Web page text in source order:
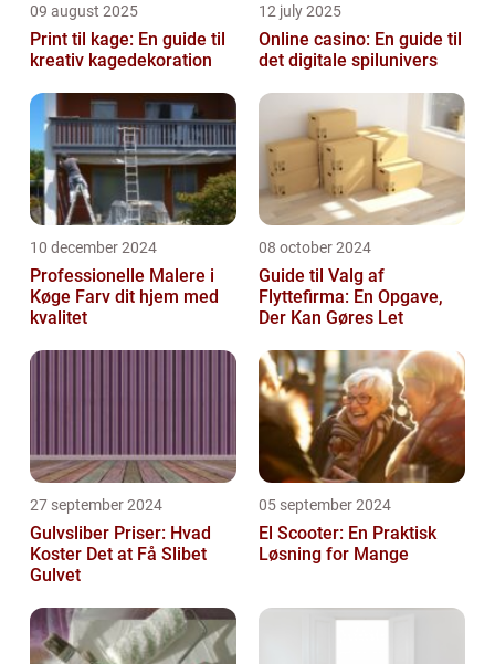
09 august 2025
Print til kage: En guide til
kreativ kagedekoration
12 july 2025
Online casino: En guide til
det digitale spilunivers
10 december 2024
Professionelle Malere i
Køge Farv dit hjem med
kvalitet
08 october 2024
Guide til Valg af
Flyttefirma: En Opgave,
Der Kan Gøres Let
27 september 2024
Gulvsliber Priser: Hvad
Koster Det at Få Slibet
Gulvet
05 september 2024
El Scooter: En Praktisk
Løsning for Mange